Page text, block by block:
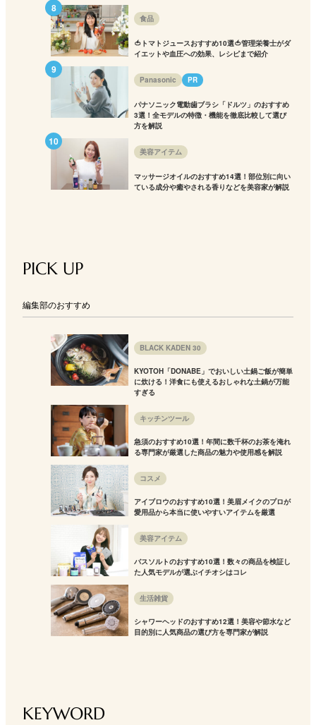
食品
🍅トマトジュースおすすめ10選🍅管理栄養士がダ
イエットや血圧への効果、レシピまで紹介
Panasonic PR
パナソニック電動歯ブラシ「ドルツ」のおすすめ
3選！全モデルの特徴・機能を徹底比較して選び
方を解説
美容アイテム
マッサージオイルのおすすめ14選！部位別に向い
ている成分や癒やされる香りなどを美容家が解説
PICK UP
編集部のおすすめ
BLACK KADEN 30
KYOTOH「DONABE」でおいしい土鍋ご飯が簡単
に炊ける！洋食にも使えるおしゃれな土鍋が万能
すぎる
キッチンツール
急須のおすすめ10選！年間に数千杯のお茶を淹れ
る専門家が厳選した商品の魅力や使用感を解説
コスメ
アイブロウのおすすめ10選！美眉メイクのプロが
愛用品から本当に使いやすいアイテムを厳選
美容アイテム
バスソルトのおすすめ10選！数々の商品を検証し
た人気モデルが選ぶイチオシはコレ
生活雑貨
シャワーヘッドのおすすめ12選！美容や節水など
目的別に人気商品の選び方を専門家が解説
KEYWORD